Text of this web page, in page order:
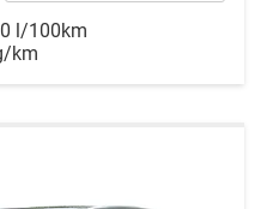
l/100km
km